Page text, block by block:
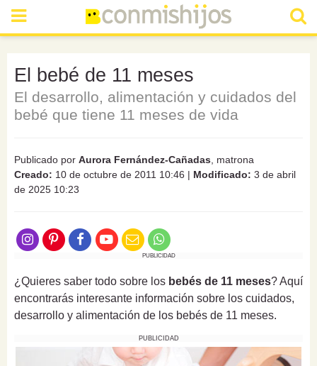
El bebé de 11 meses
El desarrollo, alimentación y cuidados del
bebé que tiene 11 meses de vida
Publicado por Aurora Fernández-Cañadas , matrona
Creado: 10 de octubre de 2011 10:46 | Modificado: 3 de abril
de 2025 10:23
PUBLICIDAD
¿Quieres saber todo sobre los bebés de 11 meses? Aquí
encontrarás interesante información sobre los cuidados,
desarrollo y alimentación de los bebés de 11 meses.
PUBLICIDAD